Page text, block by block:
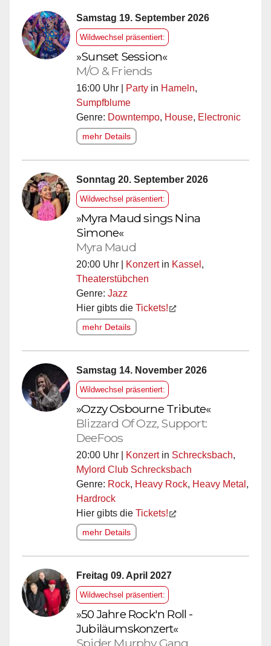
Samstag 19. September 2026
Wildwechsel präsentiert:
»Sunset Session«
M/O & Friends
16:00 Uhr | Party in Hameln,
Sumpfblume
Genre: Downtempo, House, Electronic
mehr Details
Sonntag 20. September 2026
Wildwechsel präsentiert:
»Myra Maud sings Nina
Simone«
Myra Maud
20:00 Uhr | Konzertin Kassel ,
Theaterstübchen
Genre: Jazz
Hier gibts die Tickets!
mehr Details
Samstag 14. November 2026
Wildwechsel präsentiert:
»Ozzy Osbourne Tribute«
Blizzard Of Ozz, Support:
DeeFoos
20:00 Uhr | Konzertin Schrecksbach,
Mylord Club Schrecksbach
Genre: Rock, Heavy Rock, Heavy Metal ,
Hardrock
Hier gibts die Tickets!
mehr Details
Freitag 09. April 2027
Wildwechsel präsentiert:
»50 Jahre Rock'n Roll -
Jubiläumskonzert«